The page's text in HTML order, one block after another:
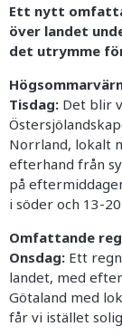
Ett nytt
över landet
det utrymme
Tisdag: Det blir
Norrland, lokalt
efterhand från
på
i söder och 13-
Omfattande
Onsdag: Ett
landet, med
Götaland med
får vi istället